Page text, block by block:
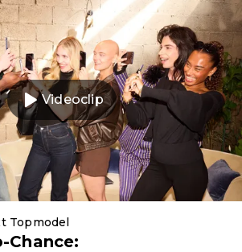
Videoclip
Topmodel
Chance: